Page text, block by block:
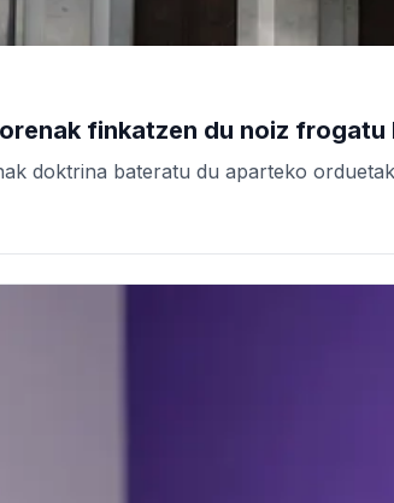
finkatzen du noiz
doktrina bateratu du aparteko